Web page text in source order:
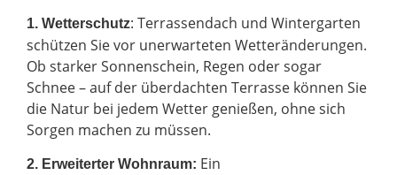
1. Wetterschutz: Terrassendach und Wintergarten
schützen Sie vor unerwarteten Wetteränderungen.
Ob starker Sonnenschein, Regen oder sogar
Schnee – auf der überdachten Terrasse können Sie
die Natur bei jedem Wetter genießen, ohne sich
Sorgen machen zu müssen.
2. Erweiterter Wohnraum: Ein